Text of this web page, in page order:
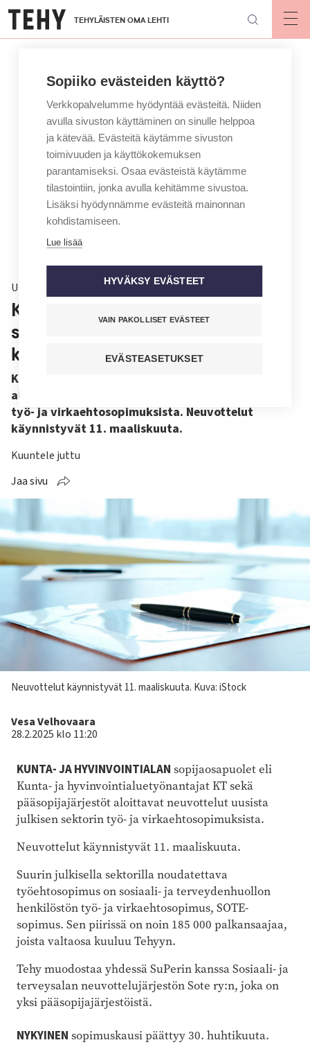
Hyppää
pääsisältöön
TEHYLÄISTEN OMA LEHTI
Uutinen
Kunta- ja hyvinvointialan
sopimusneuvottelut alkavat ensi
kuussa
Kunta- ja hyvinvointialan sopijaosapuolet
aloittavat neuvottelut uusista julkisen sektorin
työ- ja virkaehtosopimuksista. Neuvottelut
käynnistyvät 11. maaliskuuta.
Kuuntele juttu
Jaa sivu
Kuvateksti
Neuvottelut käynnistyvät 11. maaliskuuta. Kuva: iStock
Kirjoittaja
Vesa Velhovaara
28.2.2025 klo 11:20
KUNTA- JA HYVINVOINTIALAN sopijaosapuolet eli
Kunta- ja hyvinvointialuetyönantajat KT sekä
pääsopijajärjestöt aloittavat neuvottelut uusista
julkisen sektorin työ- ja virkaehtosopimuksista.
Neuvottelut käynnistyvät 11. maaliskuuta.
Suurin julkisella sektorilla noudatettava
työehtosopimus on sosiaali- ja terveydenhuollon
henkilöstön työ- ja virkaehtosopimus, SOTE-
sopimus. Sen piirissä on noin 185 000 palkansaajaa,
joista valtaosa kuuluu Tehyyn.
Tehy muodostaa yhdessä SuPerin kanssa Sosiaali- ja
terveysalan neuvottelujärjestön Sote ry:n, joka on
yksi pääsopijajärjestöistä.
NYKYINEN sopimuskausi päättyy 30. huhtikuuta.
Sopiiko evästeiden käyttö?
Verkkopalvelumme hyödyntää evästeitä. Niiden
avulla sivuston käyttäminen on sinulle helppoa
ja kätevää. Evästeitä käytämme sivuston
toimivuuden ja käyttökokemuksen
parantamiseksi. Osaa evästeistä käytämme
tilastointiin, jonka avulla kehitämme sivustoa.
Lisäksi hyödynnämme evästeitä mainonnan
kohdistamiseen.
Lue lisää
HYVÄKSY EVÄSTEET
VAIN PAKOLLISET EVÄSTEET
EVÄSTEASETUKSET